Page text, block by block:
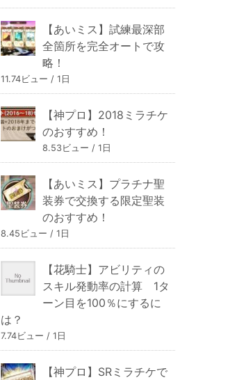
【あいミス】試練最深部
全箇所を完全オートで攻
略！
11.74ビュー / 1日
【神プロ】2018ミラチケ
のおすすめ！
8.53ビュー / 1日
【あいミス】プラチナ聖
装券で交換する限定聖装
のおすすめ！
8.45ビュー / 1日
【花騎士】アビリティの
スキル発動率の計算 1タ
ーン目を100％にするに
は？
7.74ビュー / 1日
【神プロ】SRミラチケで